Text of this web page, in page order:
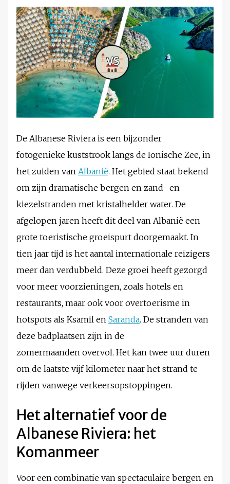
De Albanese Riviera is een bijzonder
fotogenieke kuststrook langs de Ionische Zee, in
het zuiden van Albanië. Het gebied staat bekend
om zijn dramatische bergen en zand- en
kiezelstranden met kristalhelder water. De
afgelopen jaren heeft dit deel van Albanië een
grote toeristische groeispurt doorgemaakt. In
tien jaar tijd is het aantal internationale reizigers
meer dan verdubbeld. Deze groei heeft gezorgd
voor meer voorzieningen, zoals hotels en
restaurants, maar ook voor overtoerisme in
hotspots als Ksamil en Saranda. De stranden van
deze badplaatsen zijn in de
zomermaanden overvol. Het kan twee uur duren
om de laatste vijf kilometer naar het strand te
rijden vanwege verkeersopstoppingen.
Het alternatief voor de
Albanese Riviera: het
Komanmeer
Voor een combinatie van spectaculaire bergen en